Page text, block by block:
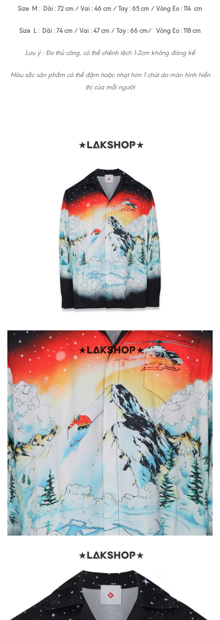
Size M : Dài : 72 cm / Vai : 46 cm / Tay : 65 cm / Vòng Eo : 114 cm
Size L : Dài : 74 cm / Vai : 47 cm / Tay : 66 cm/ Vòng Eo : 118 cm
Lưu ý : Đo thủ công, có thể chênh lệch 1-2cm không đáng kể
Màu sắc sản phẩm có thể đậm hoặc nhạt hơn 1 chút do màn hình hiển
thị của mỗi người